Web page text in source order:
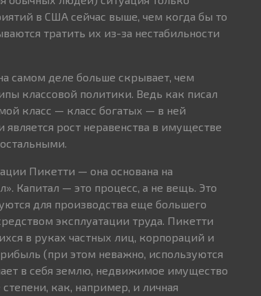
в США сейчас выше, чем когда бы то
тратить их из-за нестабильности
самом деле больше скрывает, чем
классовой политики. Ведь как писал
класс — класс богатых — в ней
рост неравенства в имуществе
Пикетти — она основана на
Капитал — это процесс, а не вещь. Это
для производства еще большего
эксплуатации труда. Пикетти
в руках частных лиц, корпораций и
(при этом неважно, используются
в себя землю, недвижимое имущество
как, например, и личная